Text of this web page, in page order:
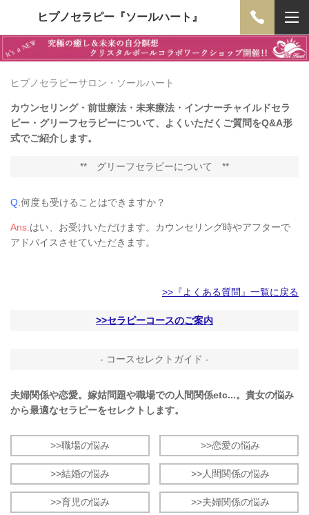
ヒプノセラピー『ソールハート』
ヒプノセラピーサロン・ソールハート
カウンセリング・前世療法・未来療法・インナーチャイルドセラ
ピー・グリーフセラピーについて、よくいただくご質問をQ&A形
式でご紹介します。
** グリーフセラピーについて **
Q. 何度も受けることはできますか？
Ans. はい、お受けいただけます。カウンセリング時やアフターで
アドバイスさせていただきます。
>>『よくある質問』一覧に戻る
>>セラピーコースのご案内
- コースセレクトガイド -
夫婦関係や恋愛。嫁姑問題や職場での人間関係etc...。貴女の悩み
から最適なセラピーをセレクトします。
>>職場の悩み >>恋愛の悩み
>>結婚の悩み >>人間関係の悩み
>>育児の悩み >>夫婦関係の悩み